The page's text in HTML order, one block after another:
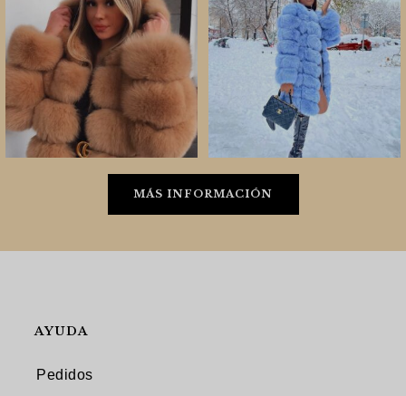
MÁS INFORMACIÓN
AYUDA
Pedidos